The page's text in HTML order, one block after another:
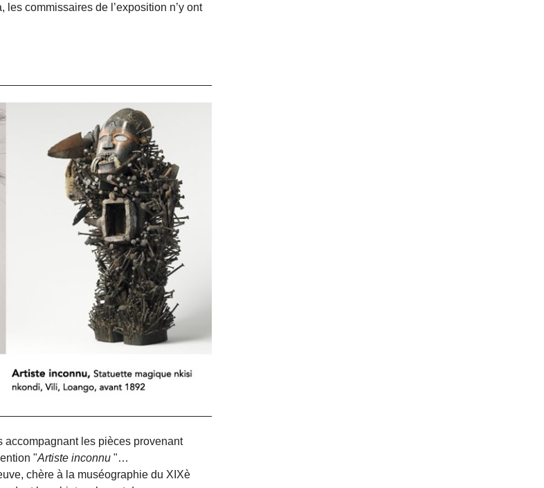
les commissaires de l’exposition n’y ont
accompagnant les pièces provenant
"Artiste inconnu "…
chère à la muséographie du XIXè